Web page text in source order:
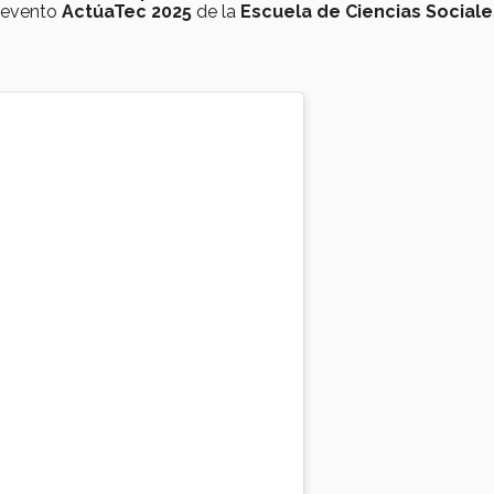
ActúaTec 2025 de la Escuela de Ciencias